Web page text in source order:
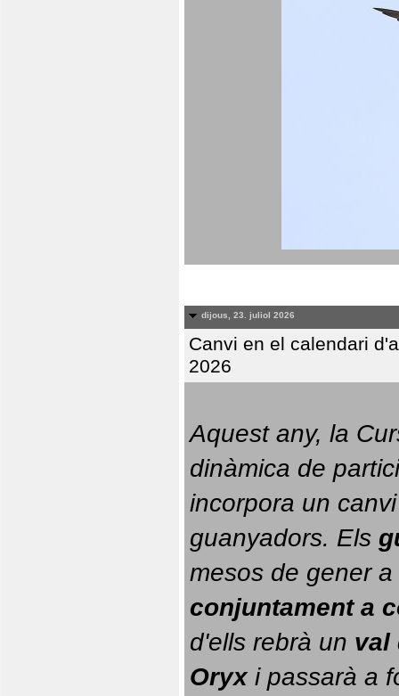
dijous, 23. juliol 2026
Canvi en el calendari
2026
Aquest any, la
dinàmica de
incorpora un
guanyadors. Els
conjuntament a
d'ells rebrà un val
Oryx i passarà a